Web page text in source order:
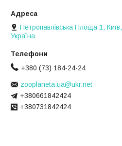
Петропавлівська Площа 1, Київ,
Україна
+380 (73) 184-24-24
zooplaneta.ua@ukr.net
+380661842424
+380731842424